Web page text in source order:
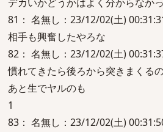
81： 名無し：23/12/02(土)
相手も興奮したやろな
82： 名無し：23/12/02(土)
慣れてきたら後ろから突きまくる
あと生でヤルのも
1
83： 名無し：23/12/02(土)